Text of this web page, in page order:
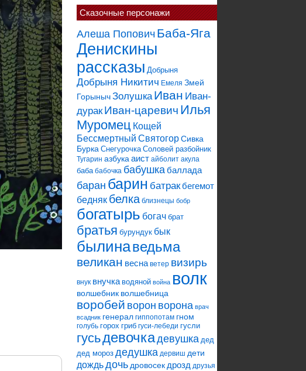
Сказочные персонажи
Алеша Попович Баба-Яга
Денискины
рассказы Добрыня
Добрыня Никитич Емеля Змей
ГорынычЗолушка Иван Иван-
дурак Иван-царевич Илья
Муромец Кощей
Бессмертный СвятогорСивка
Бурка Снегурочка Соловей разбойник
Тугарин азбука аист айболит акула
баба бабочка бабушкабаллада
баран барин батракбегемот
бедняк белка близнецы бобр
богатырь богач брат
братья бурундук бык
былинаведьма
великан весна ветер визирь
внук внучка водяной война волк
волшебник волшебница
воробей ворон ворона врач
всадник генерал гиппопотам гном
голубь горох гриб гуси-лебеди гусли
гусьдевочкадевушка дед
дед мороз дедушка дервиш дети
дождьдочь дровосек дрозд друзья